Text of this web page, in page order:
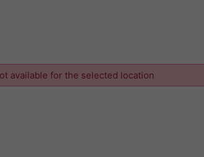
available for the selected location